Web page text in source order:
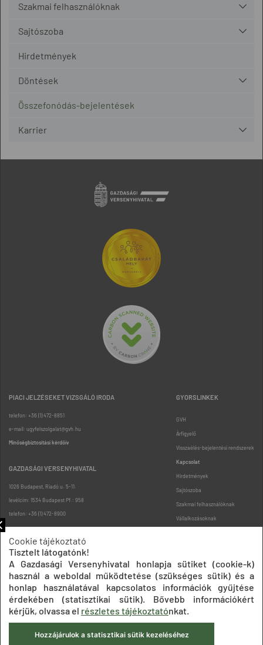
Szakmai felhasználóknak
Sajtószoba
Hirdetmények
Döntések
Összefonódás-bejelentések
Karrier
PIACI JELZÉSEKET VIZSGÁLÓ IRODA
telefon: +36 (1) 472-8851
e-mail: ugyfelszolgalat@gvh.hu
Minőségbiztosítási kérdőív
GAZDASÁGI VERSENYHIVATAL
1026 Budapest, Riadó u. 5-11.
levélcím: 1534 Budapest Pf.: 958
telefon: +36 (1) 472-8900
GYORSLINKEK
GVH
Árfigyelő
Visszaélés-bejelentési rendszerek
Kapcsolat
Hirdetmények
Sajtószoba
Szakmai felhasználóknak
Vállalkozásoknak
Oldaltérkép
Impresszum Adatkezelési tájékoztatók
Akadálymentesítési nyilatkozat
Cookie tájékoztató
Tisztelt látogatónk!
A Gazdasági Versenyhivatal honlapja sütiket (cookie-k)
használ a weboldal működtetése (szükséges sütik) és a
honlap használatával kapcsolatos információk gyűjtése
érdekében (statisztikai sütik). Bővebb információkért
kérjük, olvassa el részletes tájékoztatónkat.
Hozzájárulok a statisztikai sütik kezeléséhez